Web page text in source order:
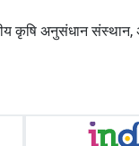
कृषि अनुसंधान संस्‍थान,